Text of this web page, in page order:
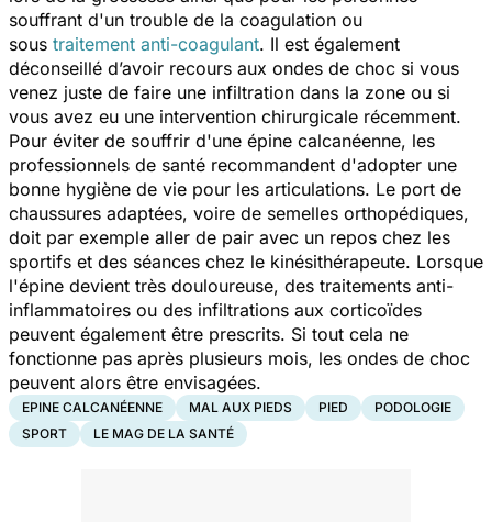
souffrant d'un trouble de la coagulation ou
sous traitement anti-coagulant. Il est également
déconseillé d’avoir recours aux ondes de choc si vous
venez juste de faire une infiltration dans la zone ou si
vous avez eu une intervention chirurgicale récemment.
Pour éviter de souffrir d'une épine calcanéenne, les
professionnels de santé recommandent d'adopter une
bonne hygiène de vie pour les articulations. Le port de
chaussures adaptées, voire de semelles orthopédiques,
doit par exemple aller de pair avec un repos chez les
sportifs et des séances chez le kinésithérapeute. Lorsque
l'épine devient très douloureuse, des traitements anti-
inflammatoires ou des infiltrations aux corticoïdes
peuvent également être prescrits. Si tout cela ne
fonctionne pas après plusieurs mois, les ondes de choc
peuvent alors être envisagées.
EPINE CALCANÉENNE MAL AUX PIEDS PIED
PODOLOGIE
SPORT
LE MAG DE LA SANTÉ